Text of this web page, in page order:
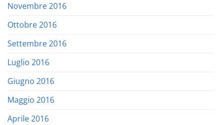
Novembre 2016
Ottobre 2016
Settembre 2016
Luglio 2016
Giugno 2016
Maggio 2016
Aprile 2016